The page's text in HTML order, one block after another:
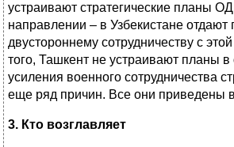
устраивают стратегические планы
направлении – в Узбекистане отдают
двустороннему сотрудничеству с
того, Ташкент не устраивают планы
усиления военного сотрудничества
еще ряд причин. Все они приведены
3. Кто возглавляет